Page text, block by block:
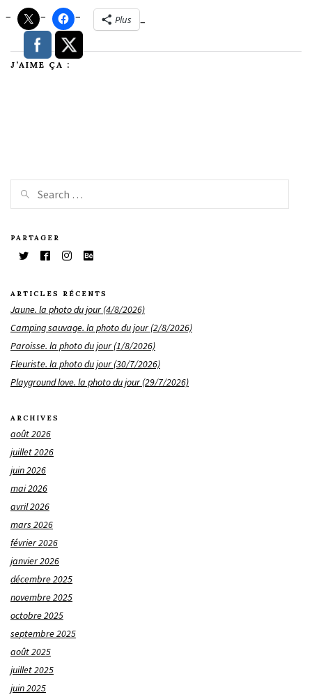
Plus
J’AIME ÇA :
PARTAGER
ARTICLES RÉCENTS
Jaune. la photo du jour (4/8/2026)
Camping sauvage. la photo du jour (2/8/2026)
Paroisse. la photo du jour (1/8/2026)
Fleuriste. la photo du jour (30/7/2026)
Playground love. la photo du jour (29/7/2026)
ARCHIVES
août 2026
juillet 2026
juin 2026
mai 2026
avril 2026
mars 2026
février 2026
janvier 2026
décembre 2025
novembre 2025
octobre 2025
septembre 2025
août 2025
juillet 2025
juin 2025